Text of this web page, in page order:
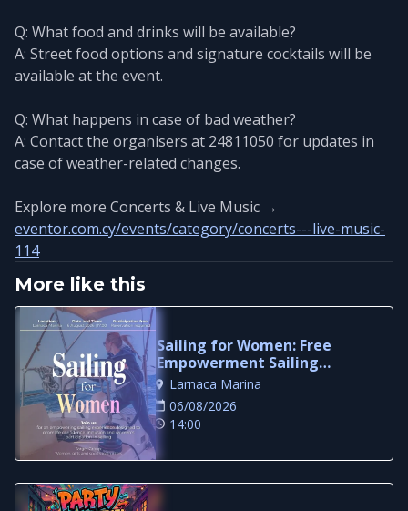
Q: What food and drinks will be available?
A: Street food options and signature cocktails will be
available at the event.
Q: What happens in case of bad weather?
A: Contact the organisers at 24811050 for updates in
case of weather-related changes.
Explore more Concerts & Live Music →
eventor.com.cy/events/category/concerts---live-music-
114
More like this
Sailing for Women: Free
Empowerment Sailing
Experience in Larnaca
Larnaca Marina
06/08/2026
14:00